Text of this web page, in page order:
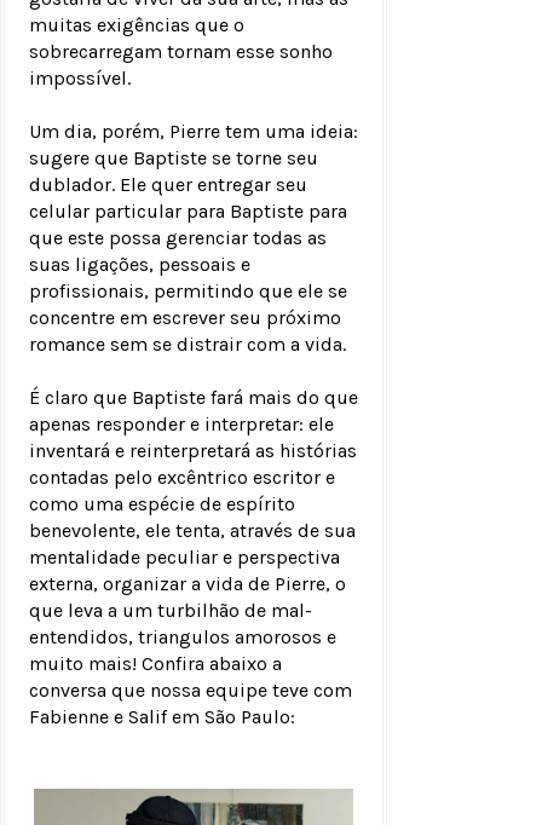
muitas exigências que o
sobrecarregam tornam esse sonho
impossível.
Um dia, porém, Pierre tem uma ideia:
sugere que Baptiste se torne seu
dublador. Ele quer entregar seu
celular particular para Baptiste para
que este possa gerenciar todas as
suas ligações, pessoais e
profissionais, permitindo que ele se
concentre em escrever seu próximo
romance sem se distrair com a vida.
É claro que Baptiste fará mais do que
apenas responder e interpretar: ele
inventará e reinterpretará as histórias
contadas pelo excêntrico escritor e
como uma espécie de espírito
benevolente, ele tenta, através de sua
mentalidade peculiar e perspectiva
externa, organizar a vida de Pierre, o
que leva a um turbilhão de mal-
entendidos, triangulos amorosos e
muito mais! Confira abaixo a
conversa que nossa equipe teve com
Fabienne e Salif em São Paulo: